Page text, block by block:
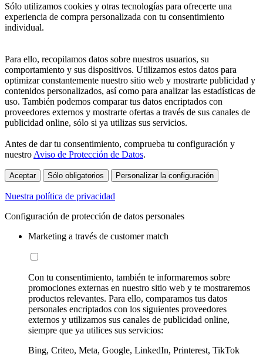
Sólo utilizamos cookies y otras tecnologías para ofrecerte una
experiencia de compra personalizada con tu consentimiento
individual.
Para ello, recopilamos datos sobre nuestros usuarios, su
comportamiento y sus dispositivos. Utilizamos estos datos para
optimizar constantemente nuestro sitio web y mostrarte publicidad y
contenidos personalizados, así como para analizar las estadísticas de
uso. También podemos comparar tus datos encriptados con
proveedores externos y mostrarte ofertas a través de sus canales de
publicidad online, sólo si ya utilizas sus servicios.
Antes de dar tu consentimiento, comprueba tu configuración y
nuestro Aviso de Protección de Datos.
Aceptar Sólo obligatorios Personalizar la configuración
Nuestra política de privacidad
Configuración de protección de datos personales
Marketing a través de customer match
Con tu consentimiento, también te informaremos sobre
promociones externas en nuestro sitio web y te mostraremos
productos relevantes. Para ello, comparamos tus datos
personales encriptados con los siguientes proveedores
externos y utilizamos sus canales de publicidad online,
siempre que ya utilices sus servicios:
Bing, Criteo, Meta, Google, LinkedIn, Printerest, TikTok